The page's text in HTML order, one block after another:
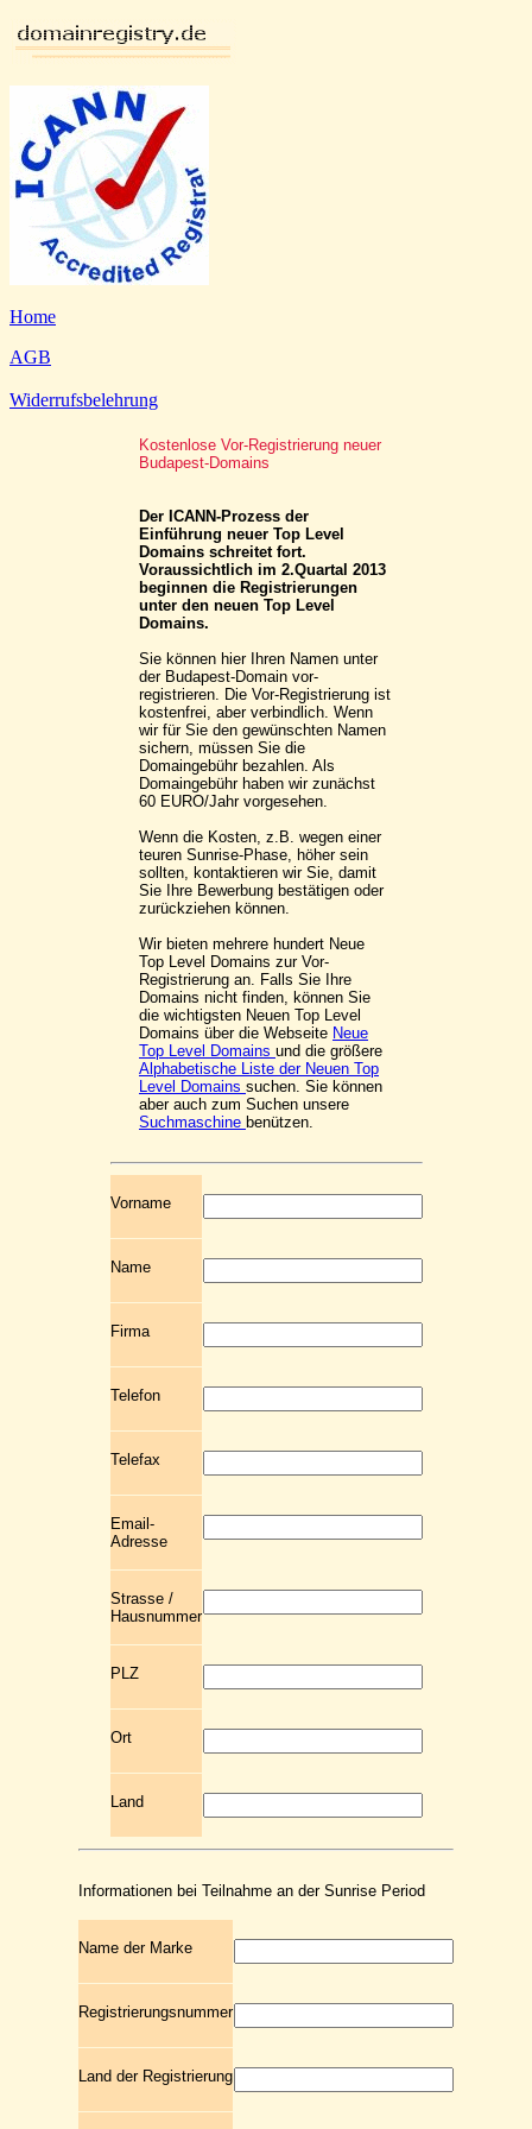
Home
AGB
Widerrufsbelehrung
Kostenlose Vor-Registrierung neuer
Budapest-Domains
Der ICANN-Prozess der
Einführung neuer Top Level
Domains schreitet fort.
Voraussichtlich im 2.Quartal 2013
beginnen die Registrierungen
unter den neuen Top Level
Domains.
Sie können hier Ihren Namen unter
der Budapest-Domain vor-
registrieren. Die Vor-Registrierung ist
kostenfrei, aber verbindlich. Wenn
wir für Sie den gewünschten Namen
sichern, müssen Sie die
Domaingebühr bezahlen. Als
Domaingebühr haben wir zunächst
60 EURO/Jahr vorgesehen.
Wenn die Kosten, z.B. wegen einer
teuren Sunrise-Phase, höher sein
sollten, kontaktieren wir Sie, damit
Sie Ihre Bewerbung bestätigen oder
zurückziehen können.
Wir bieten mehrere hundert Neue
Top Level Domains zur Vor-
Registrierung an. Falls Sie Ihre
Domains nicht finden, können Sie
die wichtigsten Neuen Top Level
Domains über die Webseite Neue
Top Level Domains und die größere
Alphabetische Liste der Neuen Top
Level Domains suchen. Sie können
aber auch zum Suchen unsere
Suchmaschine benützen.
Vorname
Name
Firma
Telefon
Telefax
Email-
Adresse
Strasse /
Hausnummer
PLZ
Ort
Land
Informationen bei Teilnahme an der Sunrise Period
Name der Marke
Registrierungsnummer
Land der Registrierung